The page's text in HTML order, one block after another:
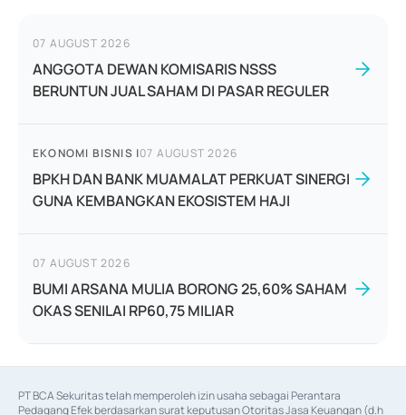
07 AUGUST 2026
ANGGOTA DEWAN KOMISARIS NSSS
BERUNTUN JUAL SAHAM DI PASAR REGULER
EKONOMI BISNIS |07 AUGUST 2026
BPKH DAN BANK MUAMALAT PERKUAT SINERGI
GUNA KEMBANGKAN EKOSISTEM HAJI
07 AUGUST 2026
BUMI ARSANA MULIA BORONG 25,60% SAHAM
OKAS SENILAI RP60,75 MILIAR
PT BCA Sekuritas telah memperoleh izin usaha sebagai Perantara
Pedagang Efek berdasarkan surat keputusan Otoritas Jasa Keuangan (d.h